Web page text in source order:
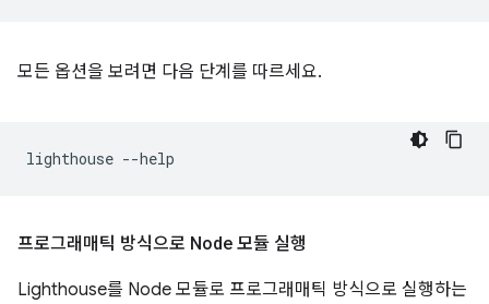
모든 옵션을 보려면 다음 단계를 따르세요.
lighthouse
프로그래매틱 방식으로 Node 모듈 실행
Lighthouse를 Node 모듈로 프로그래매틱 방식으로 실행하는